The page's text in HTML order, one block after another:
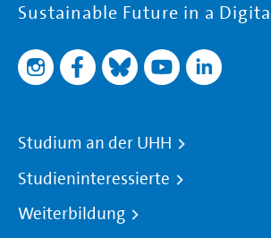
Sustainable Future in a
Studium an der UHH
Studieninteressierte
Weiterbildung